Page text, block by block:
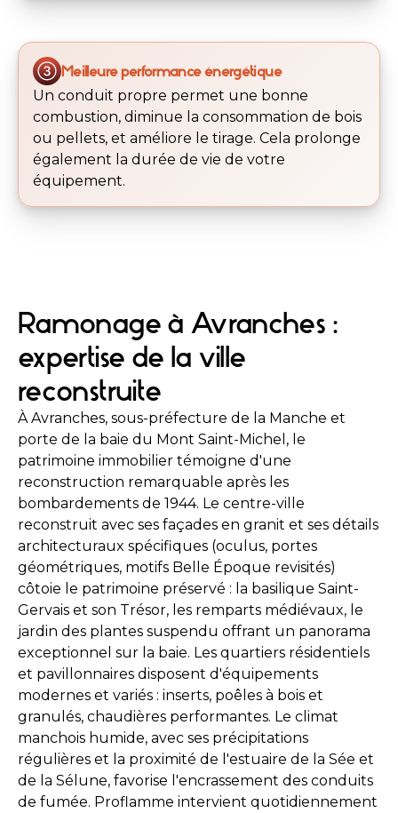
Meilleure performance énergétique
Un conduit propre permet une bonne
combustion, diminue la consommation de bois
ou pellets, et améliore le tirage. Cela prolonge
également la durée de vie de votre
équipement.
Ramonage à Avranches :
expertise de la ville
reconstruite
À Avranches, sous-préfecture de la Manche et
porte de la baie du Mont Saint-Michel, le
patrimoine immobilier témoigne d'une
reconstruction remarquable après les
bombardements de 1944. Le centre-ville
reconstruit avec ses façades en granit et ses détails
architecturaux spécifiques (oculus, portes
géométriques, motifs Belle Époque revisités)
côtoie le patrimoine préservé : la basilique Saint-
Gervais et son Trésor, les remparts médiévaux, le
jardin des plantes suspendu offrant un panorama
exceptionnel sur la baie. Les quartiers résidentiels
et pavillonnaires disposent d'équipements
modernes et variés : inserts, poêles à bois et
granulés, chaudières performantes. Le climat
manchois humide, avec ses précipitations
régulières et la proximité de l'estuaire de la Sée et
de la Sélune, favorise l'encrassement des conduits
de fumée. Proflamme intervient quotidiennement